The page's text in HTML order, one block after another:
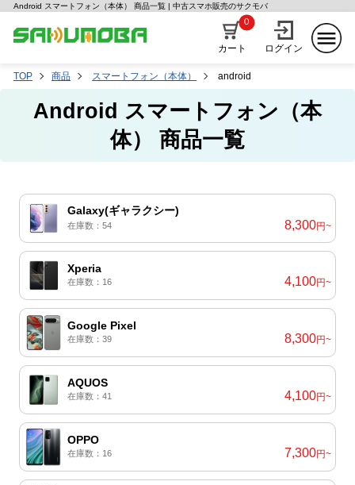
Android スマートフォン（本体） 商品一覧 | 中古スマホ販売のサクモバ
カート
0
ログイン
TOP 商品 スマートフォン（本体） android
Android スマートフォン（本
体） 商品一覧
Galaxy(ギャラクシー)
在庫数：54 8,300円~
Xperia
在庫数：16 4,100円~
Google Pixel
在庫数：39 8,300円~
AQUOS
在庫数：41 4,100円~
OPPO
在庫数：16 7,300円~